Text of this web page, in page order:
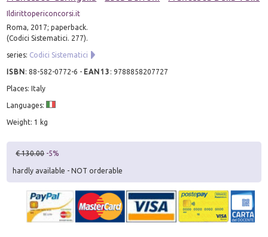
Ildirittopericoncorsi.it
Roma, 2017; paperback.
(Codici Sistematici. 277).
series: Codici Sistematici
ISBN:88-582-0772-6 - EAN13 :9788858207727
Places: Italy
Languages:
Weight: 1 kg
€ 130.00 -5%
hardly available - NOT orderable